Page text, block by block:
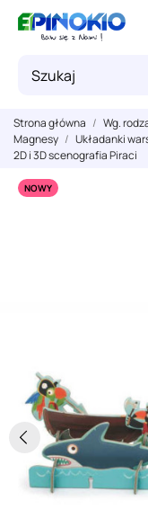
Strona główna Wg.
Magnesy
Układanki
2D i 3D scenografia Piraci
NOWY